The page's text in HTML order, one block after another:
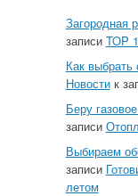
Загородная
записи TOP
Как выбрать
Новостик
Беру
записи
Выбираем
записи
летом